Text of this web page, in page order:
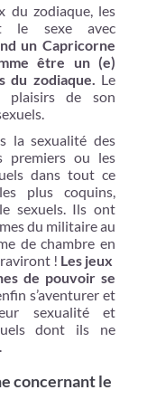
du zodiaque, les
le sexe avec
un Capricorne
être un (e)
du zodiaque. Le
plaisirs de son
la sexualité des
premiers ou les
dans tout ce
plus coquins,
sexuels. Ils ont
du militaire au
de chambre en
raviront ! Les jeux
de pouvoir se
s’aventurer et
sexualité et
dont ils ne
concernant le